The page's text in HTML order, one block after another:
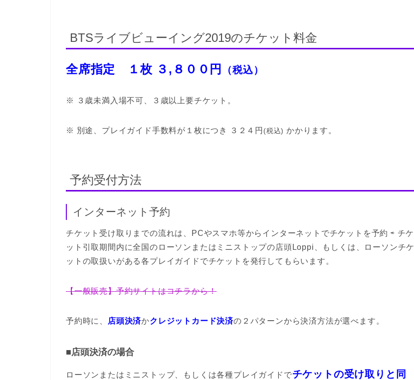
BTSライブビューイング2019のチケット料金
全席指定 １枚 ３,８００円 （税込）
※ ３歳未満入場不可、３歳以上要チケット。
※ 別途、プレイガイド手数料が１枚につき ３２４円 (税込) かかります。
予約受付方法
インターネット予約
チケット受け取りまでの流れは、PCやスマホ等からインターネットでチケットを予約 ⇨ チケ
ット引取期間内に全国のローソンまたはミニストップの店頭Loppi、もしくは、ローソンチケ
ットの取扱いがある各プレイガイドでチケットを発行してもらいます。
【一般販売】予約サイトはコチラから！
予約時に、 店頭決済かクレジットカード決済の２パターンから決済方法が選べます。
■店頭決済の場合
ローソンまたはミニストップ、もしくは各種プレイガイドでチケットの受け取りと同